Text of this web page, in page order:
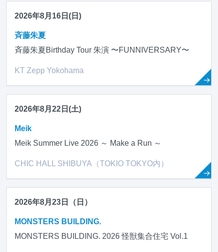
2026年8月16日(日)
斉藤朱夏
斉藤朱夏Birthday Tour 朱演 〜FUNNIVERSARY〜
KT Zepp Yokohama
2026年8月22日(土)
Meik
Meik Summer Live 2026 ～ Make a Run ～
CHIC HALL SHIBUYA（TOKIO TOKYO内）
2026年8月23日（日）
MONSTERS BUILDING.
MONSTERS BUILDING. 2026 怪獣集合住宅 Vol.1